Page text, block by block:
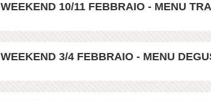
WEEKEND 10/11 FEBBRAIO - MENU
WEEKEND 3/4 FEBBRAIO - MENU